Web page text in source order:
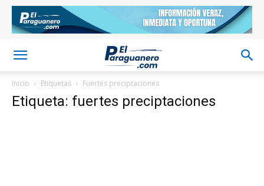
Inicio Etiquetas Fuertes preciptaciones
Etiqueta: fuertes preciptaciones